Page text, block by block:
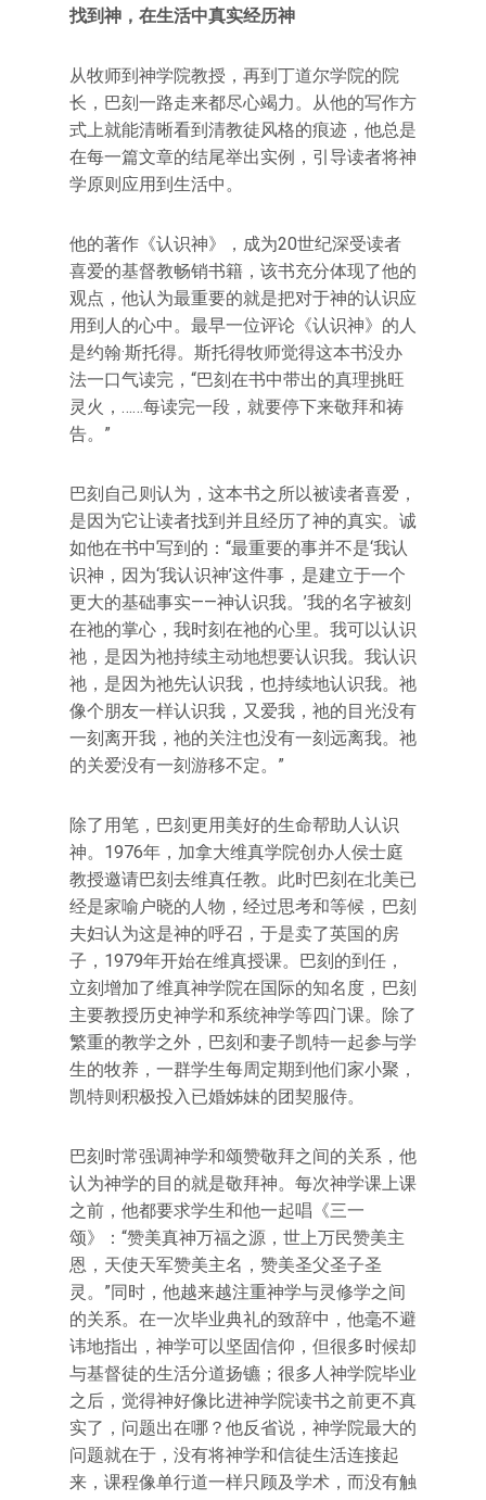
找到神，在生活中真实经历神
从牧师到神学院教授，再到丁道尔学院的院
长，巴刻一路走来都尽心竭力。从他的写作方
式上就能清晰看到清教徒风格的痕迹，他总是
在每一篇文章的结尾举出实例，引导读者将神
学原则应用到生活中。
他的著作《认识神》，成为20世纪深受读者
喜爱的基督教畅销书籍，该书充分体现了他的
观点，他认为最重要的就是把对于神的认识应
用到人的心中。最早一位评论《认识神》的人
是约翰·斯托得。斯托得牧师觉得这本书没办
法一口气读完，“巴刻在书中带出的真理挑旺
灵火，……每读完一段，就要停下来敬拜和祷
告。”
巴刻自己则认为，这本书之所以被读者喜爱，
是因为它让读者找到并且经历了神的真实。诚
如他在书中写到的：“最重要的事并不是‘我认
识神，因为‘我认识神’这件事，是建立于一个
更大的基础事实——神认识我。’我的名字被刻
在祂的掌心，我时刻在祂的心里。我可以认识
祂，是因为祂持续主动地想要认识我。我认识
祂，是因为祂先认识我，也持续地认识我。祂
像个朋友一样认识我，又爱我，祂的目光没有
一刻离开我，祂的关注也没有一刻远离我。祂
的关爱没有一刻游移不定。”
除了用笔，巴刻更用美好的生命帮助人认识
神。1976年，加拿大维真学院创办人侯士庭
教授邀请巴刻去维真任教。此时巴刻在北美已
经是家喻户晓的人物，经过思考和等候，巴刻
夫妇认为这是神的呼召，于是卖了英国的房
子，1979年开始在维真授课。巴刻的到任，
立刻增加了维真神学院在国际的知名度，巴刻
主要教授历史神学和系统神学等四门课。除了
繁重的教学之外，巴刻和妻子凯特一起参与学
生的牧养，一群学生每周定期到他们家小聚，
凯特则积极投入已婚姊妹的团契服侍。
巴刻时常强调神学和颂赞敬拜之间的关系，他
认为神学的目的就是敬拜神。每次神学课上课
之前，他都要求学生和他一起唱《三一
颂》：“赞美真神万福之源，世上万民赞美主
恩，天使天军赞美主名，赞美圣父圣子圣
灵。”同时，他越来越注重神学与灵修学之间
的关系。在一次毕业典礼的致辞中，他毫不避
讳地指出，神学可以坚固信仰，但很多时候却
与基督徒的生活分道扬镳；很多人神学院毕业
之后，觉得神好像比进神学院读书之前更不真
实了，问题出在哪？他反省说，神学院最大的
问题就在于，没有将神学和信徒生活连接起
来，课程像单行道一样只顾及学术，而没有触